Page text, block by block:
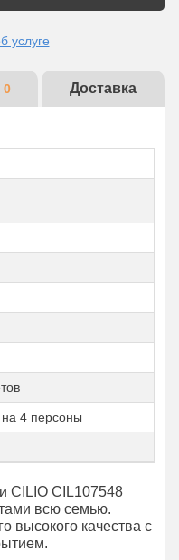
услуге
0 Доставка
на 4 персоны
CILIO CIL107548
всю семью.
высокого качества с